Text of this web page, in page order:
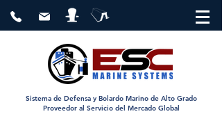
Sistema de Defensa y Bolardo Marino de Alto Grado
Proveedor al Servicio del Mercado Global